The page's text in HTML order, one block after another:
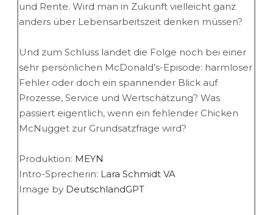
und Rente. Wird man in Zukunft vielleicht ganz
anders über Lebensarbeitszeit denken müssen?
Und zum Schluss landet die Folge noch bei einer
sehr persönlichen McDonald’s-Episode: harmloser
Fehler oder doch ein spannender Blick auf
Prozesse, Service und Wertschätzung? Was
passiert eigentlich, wenn ein fehlender Chicken
McNugget zur Grundsatzfrage wird?
Produktion: MEYN
Intro-Sprecherin: Lara Schmidt VA
Image by DeutschlandGPT